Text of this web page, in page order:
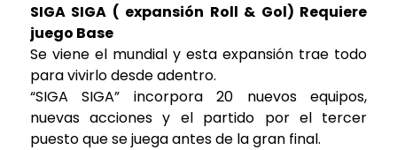
SIGA SIGA ( expansión Roll & Gol) Requiere
juego Base
Se viene el mundial y esta expansión trae todo
para vivirlo desde adentro.
“SIGA SIGA” incorpora 20 nuevos equipos,
nuevas acciones y el partido por el tercer
puesto que se juega antes de la gran final.